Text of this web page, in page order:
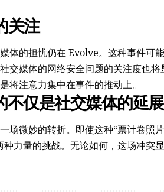
关注
体的担忧仍在 Evolve。这种事件可
交媒体的网络安全问题的关注度也将
将注意力集中在事件的推动上。
不仅是社交媒体的延展
场微妙的转折。即使这种“票计卷照
力量的挑战。无论如何，这场冲突